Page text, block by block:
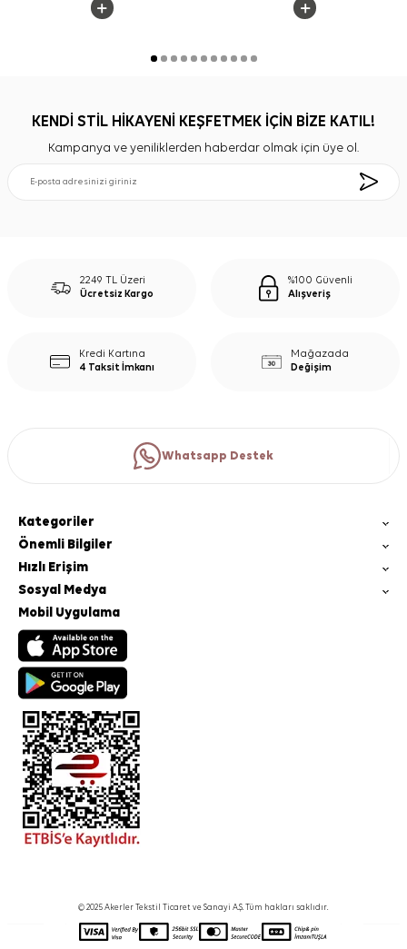
KENDİ STİL HİKAYENİ KEŞFETMEK İÇİN BİZE KATIL!
Kampanya ve yeniliklerden haberdar olmak için üye ol.
2249 TL Üzeri
Ücretsiz Kargo
%100 Güvenli
Alışveriş
Kredi Kartına
4 Taksit İmkanı
Mağazada
Değişim
Whatsapp Destek
Kategoriler
Önemli Bilgiler
Hızlı Erişim
Sosyal Medya
Mobil Uygulama
© 2025 Akerler Tekstil Ticaret ve Sanayi A.Ş. Tüm hakları saklıdır.